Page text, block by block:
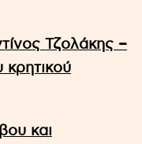
Τζολάκης –
κρητικού
και